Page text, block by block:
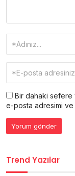
Bir dahaki sefere
e-posta adresimi ve
Trend Yazılar